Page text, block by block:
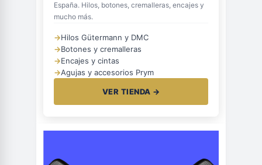
España. Hilos, botones, cremalleras, encajes y
mucho más.
→Hilos Gütermann y DMC
→Botones y cremalleras
→Encajes y cintas
→Agujas y accesorios Prym
VER TIENDA →